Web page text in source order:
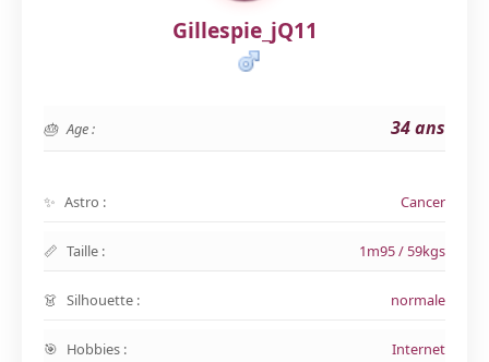
Gillespie_jQ11
Age : 34 ans
Astro : Cancer
Taille : 1m95 / 59kgs
Silhouette : normale
Hobbies : Internet